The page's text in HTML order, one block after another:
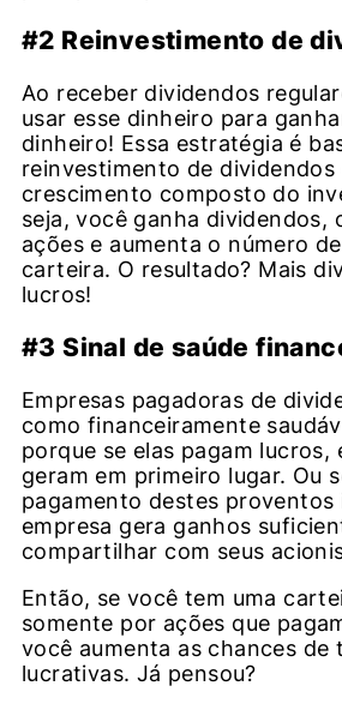
#2 Reinvestimento de
Ao receber dividendos
usar esse dinheiro para
dinheiro! Essa estratégia é
reinvestimento de dividendos
crescimento composto do
seja, você ganha dividendos,
ações e aumenta o número
carteira. O resultado? Mais
lucros!
#3 Sinal de saúde
Empresas pagadoras de
como financeiramente
porque se elas pagam lucros,
geram em primeiro lugar. Ou
pagamento destes proventos
empresa gera ganhos
compartilhar com seus
Então, se você tem uma
somente por ações que
você aumenta as chances de
lucrativas. Já pensou?